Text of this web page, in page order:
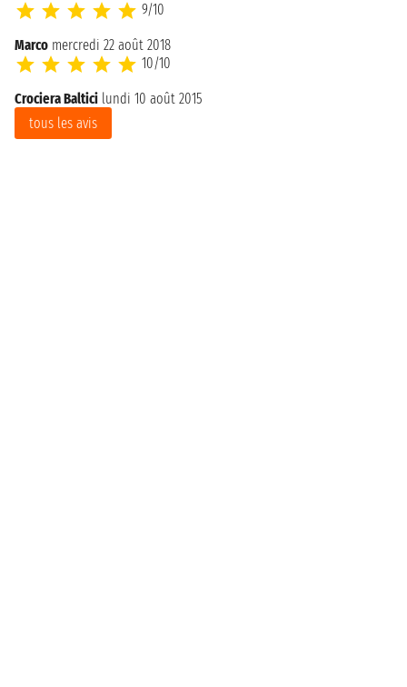
9/10
Marco mercredi 22 août 2018
10/10
Crociera Baltici lundi 10 août 2015
tous les avis